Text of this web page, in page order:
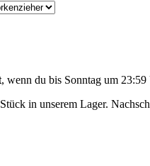
, wenn du bis Sonntag um
in unserem Lager.